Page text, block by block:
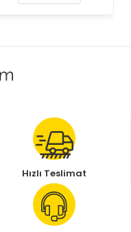
Hızlı Teslimat